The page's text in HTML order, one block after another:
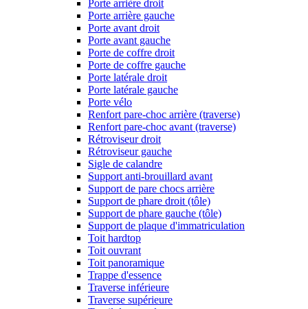
Porte arrière droit
Porte arrière gauche
Porte avant droit
Porte avant gauche
Porte de coffre droit
Porte de coffre gauche
Porte latérale droit
Porte latérale gauche
Porte vélo
Renfort pare-choc arrière (traverse)
Renfort pare-choc avant (traverse)
Rétroviseur droit
Rétroviseur gauche
Sigle de calandre
Support anti-brouillard avant
Support de pare chocs arrière
Support de phare droit (tôle)
Support de phare gauche (tôle)
Support de plaque d'immatriculation
Toit hardtop
Toit ouvrant
Toit panoramique
Trappe d'essence
Traverse inférieure
Traverse supérieure